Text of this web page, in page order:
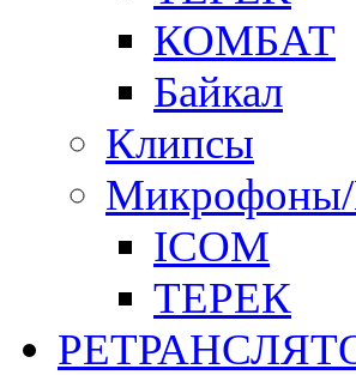
КОМБАТ
Байкал
Клипсы
Микрофоны/
ICOM
ТЕРЕК